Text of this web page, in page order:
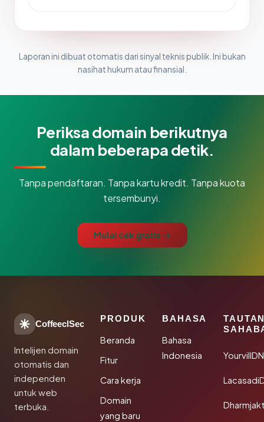
Laporan ini dibuat otomatis dari sinyal teknis publik. Ini bukan
nasihat hukum atau finansial.
Periksa domain berikutnya
dalam beberapa detik.
Tanpa pendaftaran. Tanpa kartu kredit. Tanpa kuota
tersembunyi.
Mulai cek gratis →
CoffeeclSec
Intelijen domain
otomatis dan
independen
untuk web
terbuka.
PRODUK
Beranda
Fitur
Cara kerja
Domain
yang baru
BAHASA
Bahasa
Indonesia